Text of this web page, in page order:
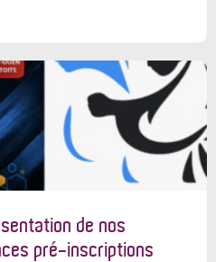
de nos
pré-inscriptions